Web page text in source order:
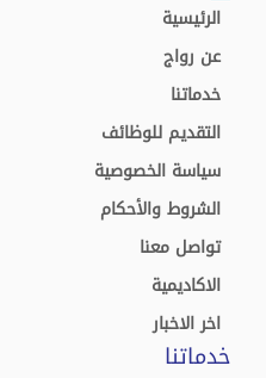
الرئيسية
عن رواج
خدماتنا
التقديم للوظائف
سياسة الخصوصية
الشروط والأحكام
تواصل معنا
الاكاديمية
اخر الاخبار
خدماتنا